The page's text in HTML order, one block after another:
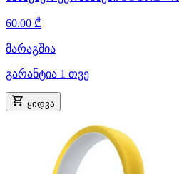
60.00 ₾
მარაგშია
გარანტია 1 თვე
ყიდვა